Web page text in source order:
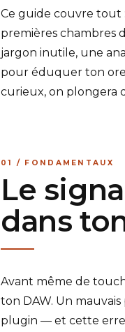
Ce guide couvre tout
premières chambres
jargon inutile, une
pour éduquer ton
curieux, on plongera
01 / FONDAMENTAUX
Le
dans
Avant même de
ton DAW. Un
plugin — et cette